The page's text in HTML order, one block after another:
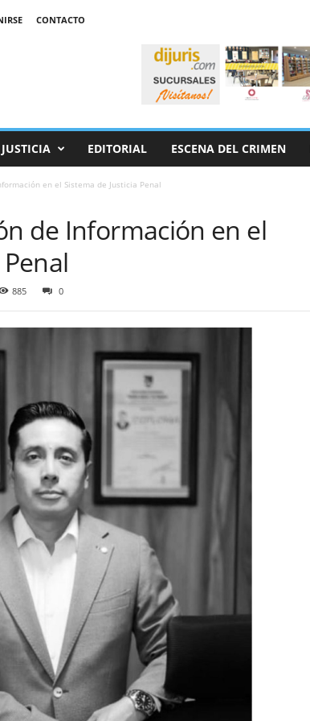
CONTACTO
JUSTICIA EDITORIAL ESCENA DEL CRIMEN
en el Sistema de Justicia Penal
de Información en el
885 0